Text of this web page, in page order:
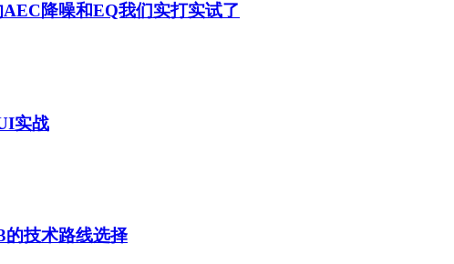
降噪和EQ我们实打实试了
实战
的技术路线选择